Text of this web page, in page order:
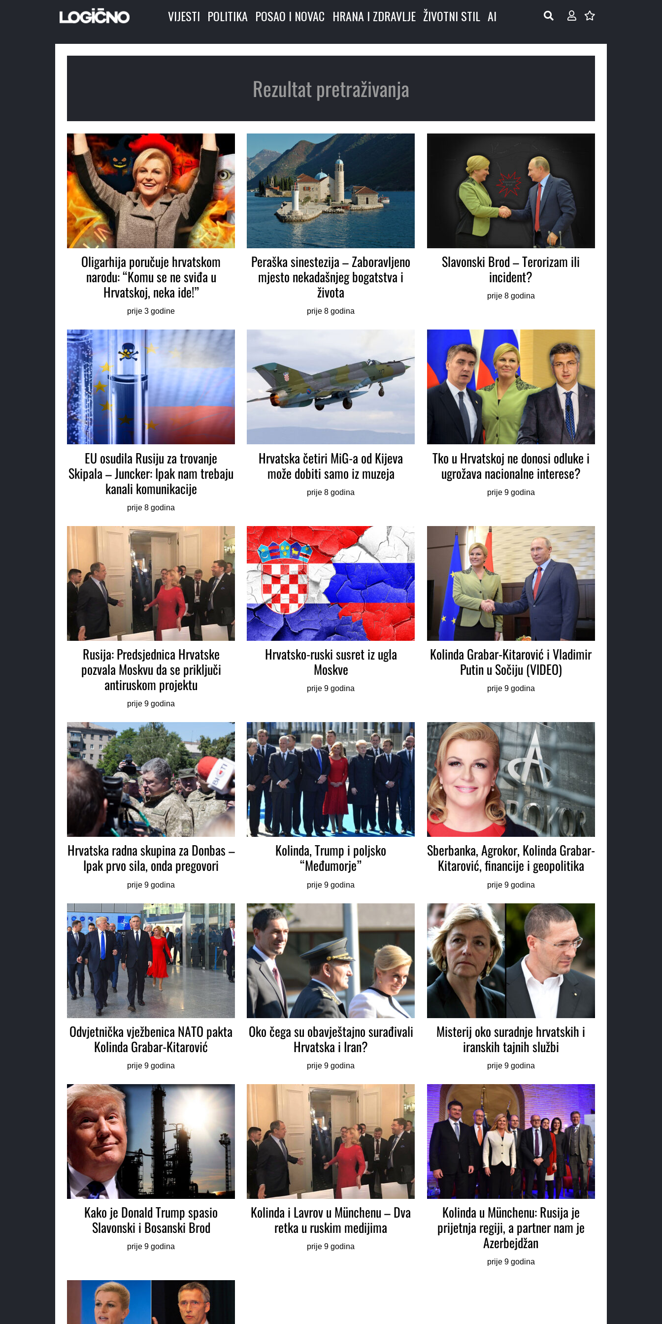
VIJESTI POLITIKA POSAO I NOVAC HRANA I ZDRAVLJE ŽIVOTNI STIL AI
Rezultat pretraživanja
Oligarhija poručuje hrvatskom
narodu: “Komu se ne sviđa u
Hrvatskoj, neka ide!”
prije 3 godine
Peraška sinestezija – Zaboravljeno
mjesto nekadašnjeg bogatstva i
života
prije 8 godina
Slavonski Brod – Terorizam ili
incident?
prije 8 godina
EU osudila Rusiju za trovanje
Skipala – Juncker: Ipak nam trebaju
kanali komunikacije
prije 8 godina
Hrvatska četiri MiG-a od Kijeva
može dobiti samo iz muzeja
prije 8 godina
Tko u Hrvatskoj ne donosi odluke i
ugrožava nacionalne interese?
prije 9 godina
Rusija: Predsjednica Hrvatske
pozvala Moskvu da se priključi
antiruskom projektu
prije 9 godina
Hrvatsko-ruski susret iz ugla
Moskve
prije 9 godina
Kolinda Grabar-Kitarović i Vladimir
Putin u Sočiju (VIDEO)
prije 9 godina
Hrvatska radna skupina za Donbas –
Ipak prvo sila, onda pregovori
prije 9 godina
Kolinda, Trump i poljsko
“Međumorje”
prije 9 godina
Sberbanka, Agrokor, Kolinda Grabar-
Kitarović, financije i geopolitika
prije 9 godina
Odvjetnička vježbenica NATO pakta
Kolinda Grabar-Kitarović
prije 9 godina
Oko čega su obavještajno surađivali
Hrvatska i Iran?
prije 9 godina
Misterij oko suradnje hrvatskih i
iranskih tajnih službi
prije 9 godina
Kako je Donald Trump spasio
Slavonski i Bosanski Brod
prije 9 godina
Kolinda i Lavrov u Münchenu – Dva
retka u ruskim medijima
prije 9 godina
Kolinda u Münchenu: Rusija je
prijetnja regiji, a partner nam je
Azerbejdžan
prije 9 godina